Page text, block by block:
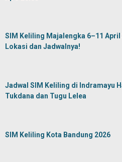
SIM Keliling Majalengka 6–11 April
Lokasi dan Jadwalnya!
Jadwal SIM Keliling di Indramayu
Tukdana dan Tugu Lelea
SIM Keliling Kota Bandung 2026